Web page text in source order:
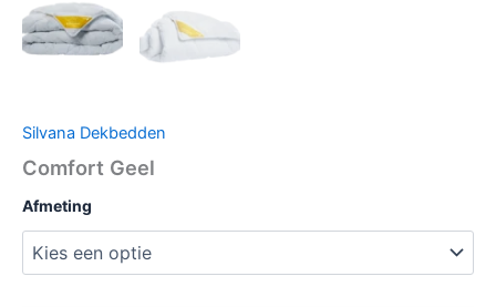
Silvana Dekbedden
Comfort Geel
Afmeting